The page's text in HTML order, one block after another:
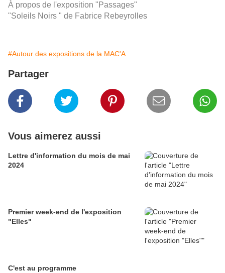
À propos de l'exposition "Passages"
"Soleils Noirs " de Fabrice Rebeyrolles
#Autour des expositions de la MAC'A
Partager
Vous aimerez aussi
Lettre d'information du mois de mai
2024
Premier week-end de l'exposition
"Elles"
C'est au programme